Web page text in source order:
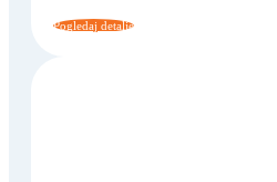
Pogledaj detalje